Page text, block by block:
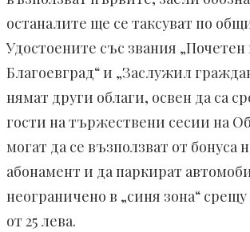
останалите ще се таксуват по
Удостоените със звания
Благоевград“ и „Заслужил
нямат други облаги, освен да са
гости на тържествени сесии на
могат да се възползват от бонуса
абонамент и да паркират
неограничено в „синя зона“
от 25 лева.